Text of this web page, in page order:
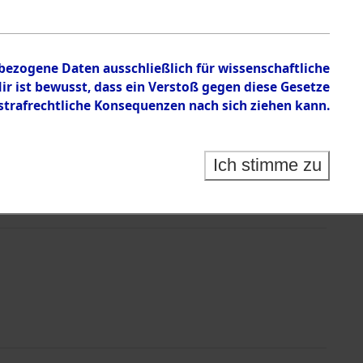
Daten ausschließlich für wissenschaftliche
bewusst, dass ein Verstoß gegen diese Gesetze
Konsequenzen nach sich ziehen kann.
Ich stimme zu